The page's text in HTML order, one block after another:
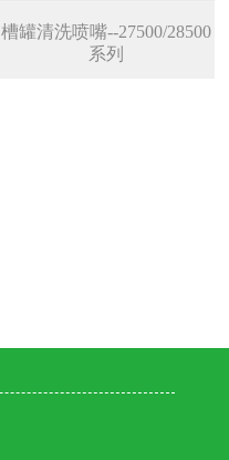
槽罐清洗喷嘴--27500/28500
系列